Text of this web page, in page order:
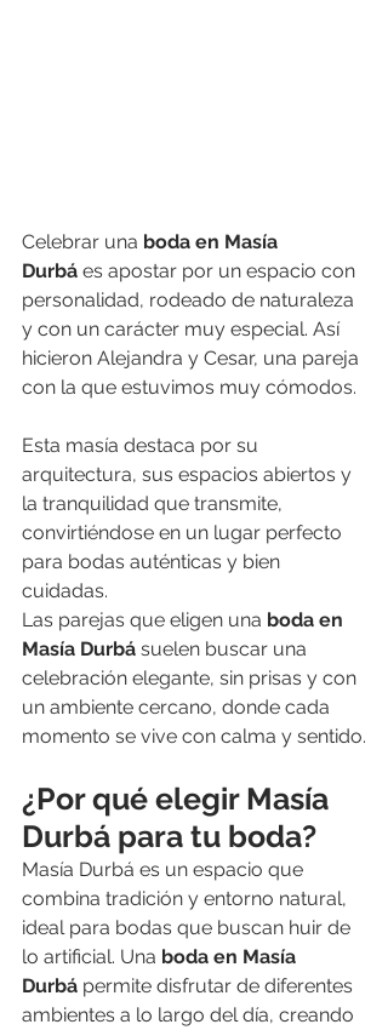
Celebrar una boda en Masía
Durbá es apostar por un espacio con
personalidad, rodeado de naturaleza
y con un carácter muy especial. Así
hicieron Alejandra y Cesar, una pareja
con la que estuvimos muy cómodos.
Esta masía destaca por su
arquitectura, sus espacios abiertos y
la tranquilidad que transmite,
convirtiéndose en un lugar perfecto
para bodas auténticas y bien
cuidadas.
Las parejas que eligen una boda en
Masía Durbá suelen buscar una
celebración elegante, sin prisas y con
un ambiente cercano, donde cada
momento se vive con calma y sentido.
¿Por qué elegir Masía
Durbá para tu boda?
Masía Durbá es un espacio que
combina tradición y entorno natural,
ideal para bodas que buscan huir de
lo artificial. Una boda en Masía
Durbá permite disfrutar de diferentes
ambientes a lo largo del día, creando